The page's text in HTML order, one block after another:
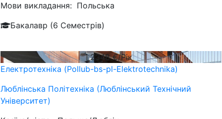
Мови викладання: Польська
Бакалавр (6 Семестрів)
2348€/Рік
Електротехніка (Pollub-bs-pl-Elektrotechnika)
Люблiнська Політехніка (Люблінський Технічний
Університет)